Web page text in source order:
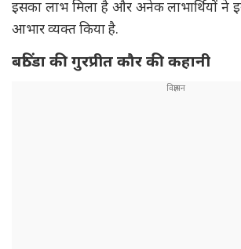
इसका लाभ मिला है और अनेक लाभार्थियों ने
आभार व्यक्त किया है.
बठिंडा की गुरप्रीत कौर की कहानी